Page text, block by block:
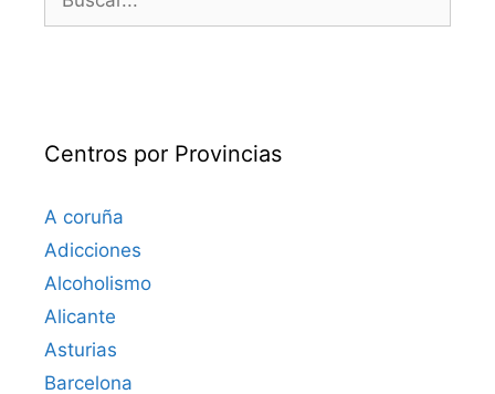
Centros por Provincias
A coruña
Adicciones
Alcoholismo
Alicante
Asturias
Barcelona